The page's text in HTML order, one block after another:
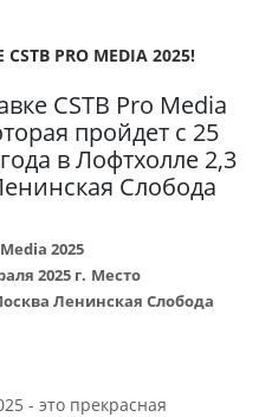
PRO MEDIA 2025!
CSTB Pro Media
пройдет с 25
в Лофтхолле 2,3
Слобода
2025
2025 г. Место
Ленинская Слобода
- это прекрасная